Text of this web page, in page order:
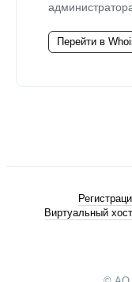
Перейти в
Виртуальный